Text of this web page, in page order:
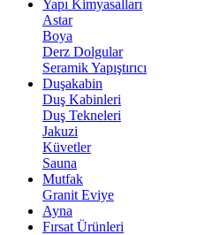
Yapı Kimyasalları
Astar
Boya
Derz Dolgular
Seramik Yapıştırıcı
Duşakabin
Duş Kabinleri
Duş Tekneleri
Jakuzi
Küvetler
Sauna
Mutfak
Granit Eviye
Ayna
Fırsat Ürünleri